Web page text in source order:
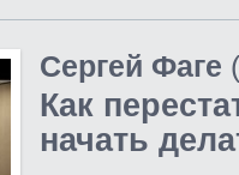
Сергей Фаге
Как
начать